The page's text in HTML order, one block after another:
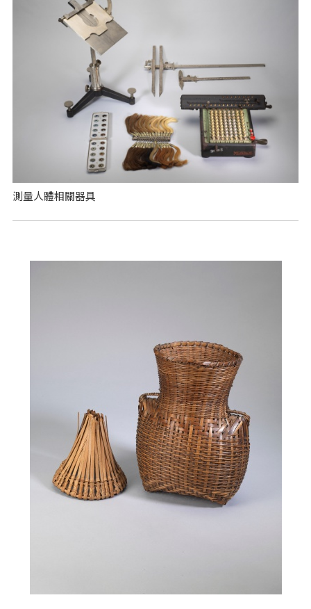
測量人體相關器具